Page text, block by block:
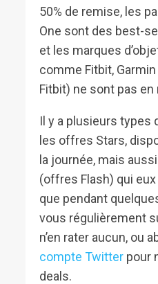
50% de remise, les
One sont des best-
et les marques
comme Fitbit,
Fitbit) ne sont pas en
Il y a plusieurs types
les offres Stars,
la journée, mais
(offres Flash) qui
que pendant
vous régulièrement
n’en rater aucun, ou
compte Twitterpour
deals.